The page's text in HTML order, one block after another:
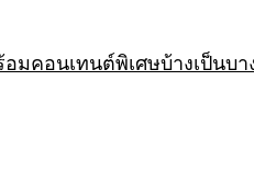
คอนเทนต์พิเศษบ้างเป็นบา